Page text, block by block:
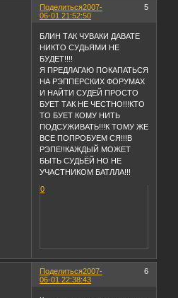
Поделиться 5
2007-
06-01 21:52:50
БЛИН ТАК ЧУВАКИ ДАВАТЕ
НИКТО СУДЬЯМИ НЕ
БУДЕТ!!!!
Я ПРЕДЛАГАЮ ПОКАПАТЬСЯ
НА РЭППЕРСКИХ ФОРУМАХ
И НАЙТИ СУДЕЙ ПРОСТО
БУЕТ ТАК НЕ ЧЕСТНО!!!КТО
ТО БУЕТ КОМУ НИТЬ
ПОДСУЖИВАТЬ!!!К ТОМУ ЖЕ
ВСЕ ПОПРОБУЕМ СЯ!!!В
РЭПЕ!!КАЖДЫЙ МОЖЕТ
БЫТЬ СУДЬЁЙ НО НЕ
УЧАСТНИКОМ БАТЛЛА!!!
0
Поделиться 6
2007-
06-01 22:38:43